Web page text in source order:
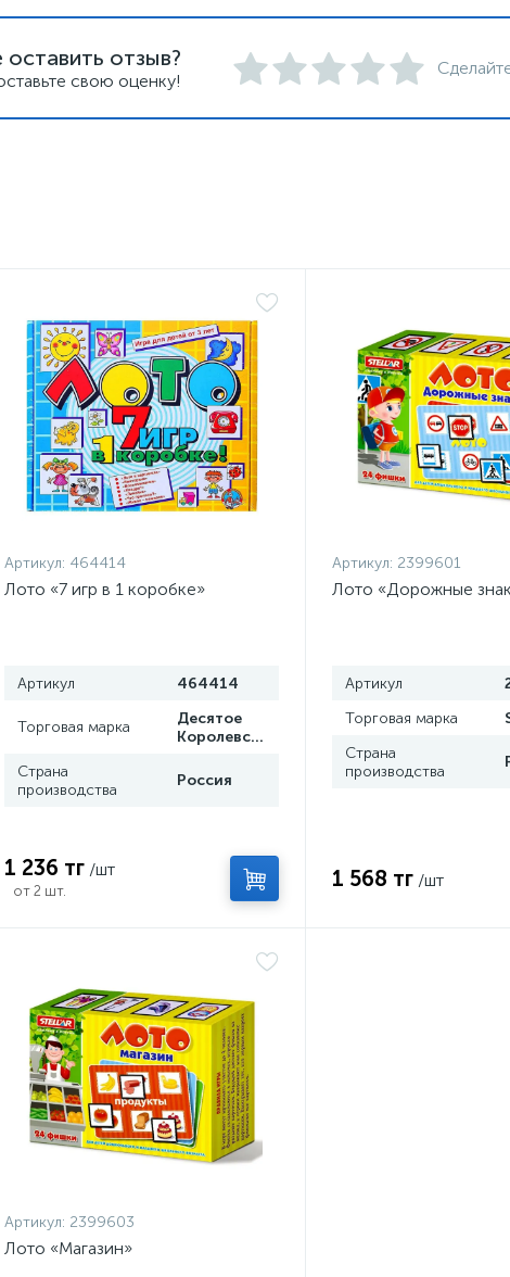
оставить отзыв?
свою оценку!
Артикул: 464414
Лото «7 игр в 1 коробке»
Артикул 464414
Торговая марка
Десятое
Королевство
Страна
производства
Россия
1 236 тг /шт
от 2 шт.
Артикул: 2399601
Лото «Дорожные
Артикул
Торговая марка
Страна
производства
1 568 тг /шт
Артикул: 2399603
Лото «Магазин»